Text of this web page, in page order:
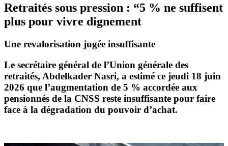
Retraités sous pression : “5 % ne suffisent
plus pour vivre dignement
Une revalorisation jugée insuffisante
Le secrétaire général de l’Union générale des
retraités, Abdelkader Nasri, a estimé ce jeudi 18 juin
2026 que l’augmentation de 5 % accordée aux
pensionnés de la CNSS reste insuffisante pour faire
face à la dégradation du pouvoir d’achat.